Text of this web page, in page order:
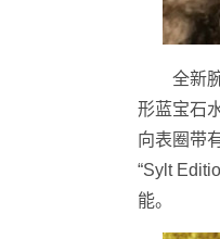
全新
形蓝宝石
向表圈带
“Sylt
能。